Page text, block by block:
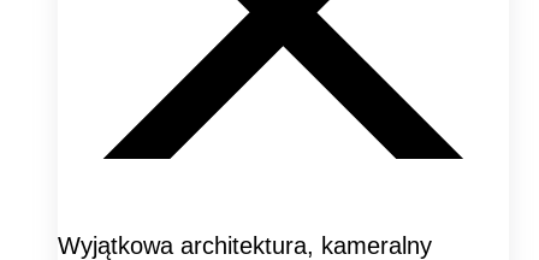
Wyjątkowa architektura, kameralny